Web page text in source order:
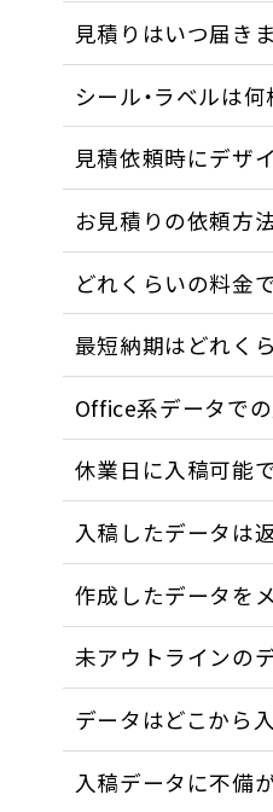
見積りはいつ届き
シール・ラベルは
見積依頼時にデザ
お見積りの依頼方
どれくらいの料金
最短納期はどれく
Office系データで
休業日に入稿可能
入稿したデータは
作成したデータを
未アウトラインの
データはどこから
入稿データに不備